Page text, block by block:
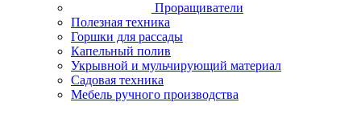
Проращиватели
Полезная техника
Горшки для рассады
Капельный полив
Укрывной и мульчирующий материал
Садовая техника
Мебель ручного производства